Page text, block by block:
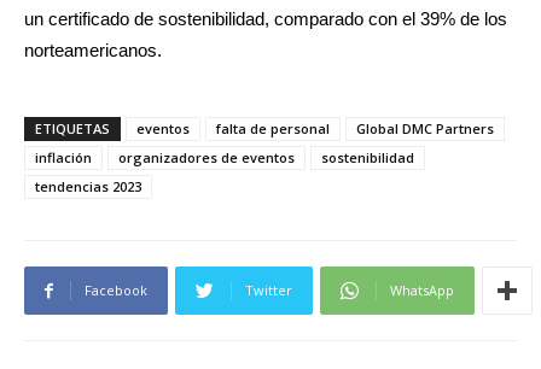
un certificado de sostenibilidad, comparado con el 39% de los
norteamericanos.
ETIQUETAS eventos falta de personal
Global DMC Partners
inflación
organizadores de eventos
sostenibilidad
tendencias 2023
Facebook Twitter WhatsApp